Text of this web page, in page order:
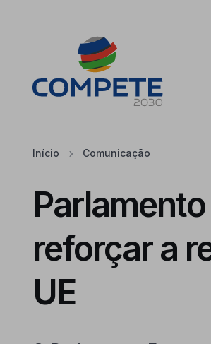
Início Comunicação
reforçar a
UE